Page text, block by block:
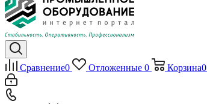
Сравнение0 Отложенные 0 Корзина0